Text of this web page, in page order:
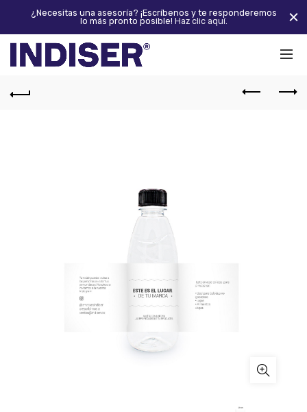
¿Necesitas una asesoría? ¡Escríbenos y te responderemos
lo más pronto posible! Haz clic aquí.